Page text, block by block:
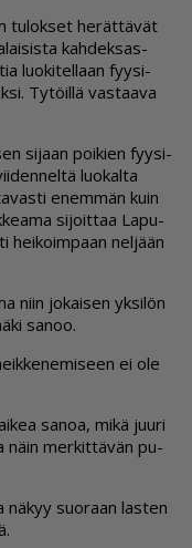
tu­lok­set he­rät­tä­vät
kah­dek­sas­
luo­ki­tel­laan fyy­si­
Ty­töil­lä vas­taa­va
si­jaan poi­kien fyy­si­
luo­kal­ta
enem­män kuin
si­joit­taa La­pu­
hei­koim­paan nel­jään
niin jo­kai­sen yk­si­lön
sa­noo.
ei ole
sa­noa, mikä juu­ri
näin mer­kit­tä­vän pu­
nä­kyy suo­raan las­ten